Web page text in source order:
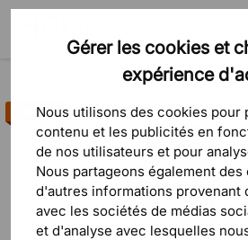
Gérer les cookies et
expérience
Nous utilisons des cookies pour
contenu et les publicités en
de nos utilisateurs et pour
Nous partageons également
d'autres informations provenant
avec les sociétés de médias
et d'analyse avec lesquelles
Chaises de bureau
Best-seller